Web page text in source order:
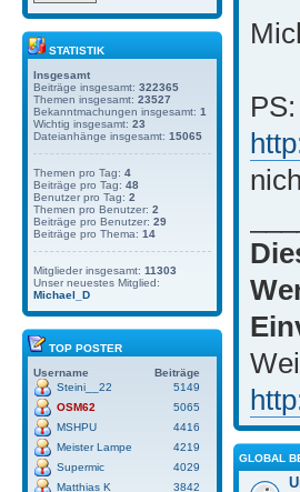
STATISTIK
Insgesamt
Beiträge insgesamt: 322365
Themen insgesamt: 23527
Bekanntmachungen insgesamt: 1
Wichtig insgesamt: 23
Dateianhänge insgesamt: 15065
Themen pro Tag: 4
Beiträge pro Tag: 48
Benutzer pro Tag: 2
Themen pro Benutzer: 2
Beiträge pro Benutzer: 29
Beiträge pro Thema: 14
Mitglieder insgesamt: 11303
Unser neuestes Mitglied:
Michael_D
TOP POSTER
Username
Beiträge
Steini__22
5149
OSM62
5065
MSHPU
4416
Meister Lampe
4219
Supermic
4029
Matthias K
3842
GLOBAL